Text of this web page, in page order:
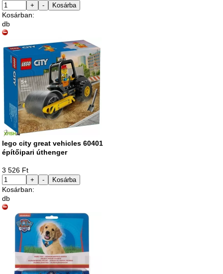
+ - Kosárba
Kosárban:
db
lego city great vehicles 60401
építőipari úthenger
3 526 Ft
+ - Kosárba
Kosárban:
db